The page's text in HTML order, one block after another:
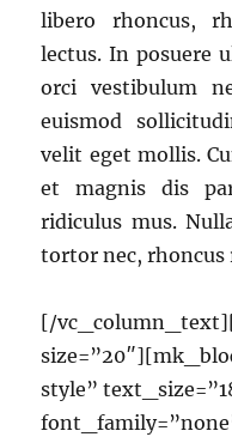
libero rhoncus,
lectus. In posuere
orci vestibulum
euismod
velit eget mollis.
et magnis dis
ridiculus mus.
tortor nec, rhoncus
[/
style”